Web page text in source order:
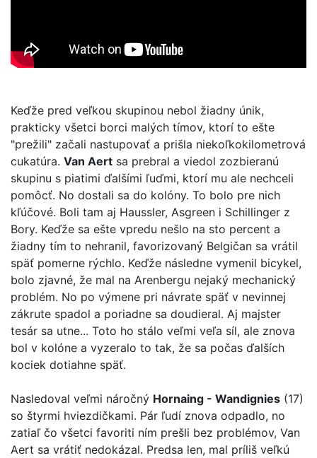
Keďže pred veľkou skupinou nebol žiadny únik,
prakticky všetci borci malých tímov, ktorí to ešte
"prežili" začali nastupovať a prišla niekoľkokilometrová
cukatúra. Van Aert sa prebral a viedol zozbieranú
skupinu s piatimi ďalšími ľuďmi, ktorí mu ale nechceli
pomôcť. No dostali sa do kolóny. To bolo pre nich
kľúčové. Boli tam aj Haussler, Asgreen i Schillinger z
Bory. Keďže sa ešte vpredu nešlo na sto percent a
žiadny tím to nehranil, favorizovaný Belgičan sa vrátil
späť pomerne rýchlo. Keďže následne vymenil bicykel,
bolo zjavné, že mal na Arenbergu nejaký mechanický
problém. No po výmene pri návrate späť v nevinnej
zákrute spadol a poriadne sa doudieral. Aj majster
tesár sa utne... Toto ho stálo veľmi veľa síl, ale znova
bol v kolóne a vyzeralo to tak, že sa počas ďalších
kociek dotiahne späť.
Nasledoval veľmi náročný Hornaing - Wandignies (17)
so štyrmi hviezdičkami. Pár ľudí znova odpadlo, no
zatiaľ čo všetci favoriti ním prešli bez problémov, Van
Aert sa vrátiť nedokázal. Predsa len, mal príliš veľkú